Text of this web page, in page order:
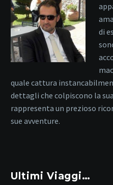
di
quale cattura
dettagli che colpiscono la
rappresenta un prezioso
sue avventure.
Ultimi Viaggi…